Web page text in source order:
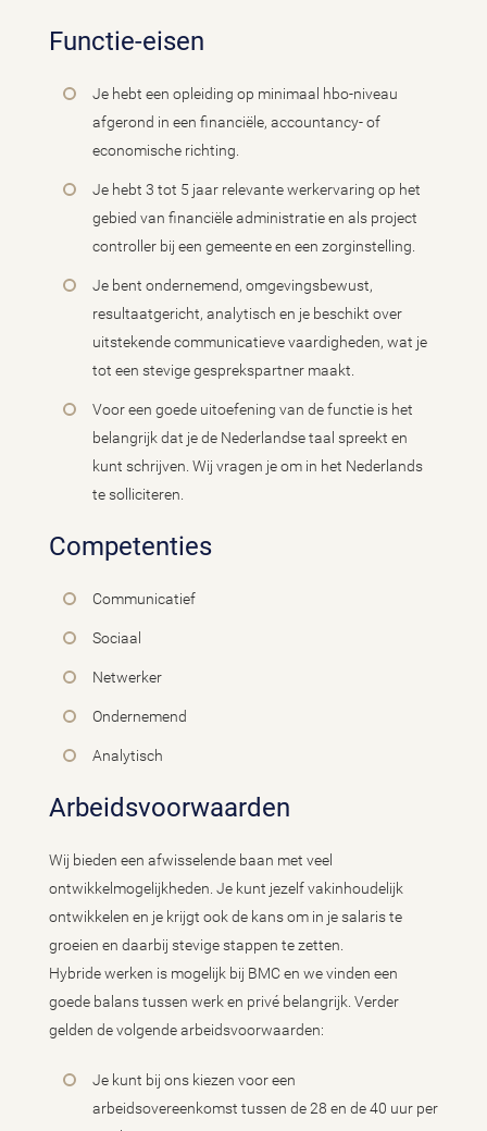
Functie-eisen
Je hebt een opleiding op minimaal hbo-niveau
afgerond in een financiële, accountancy- of
economische richting.
Je hebt 3 tot 5 jaar relevante werkervaring op het
gebied van financiële administratie en als project
controller bij een gemeente en een zorginstelling.
Je bent ondernemend, omgevingsbewust,
resultaatgericht, analytisch en je beschikt over
uitstekende communicatieve vaardigheden, wat je
tot een stevige gesprekspartner maakt.
Voor een goede uitoefening van de functie is het
belangrijk dat je de Nederlandse taal spreekt en
kunt schrijven. Wij vragen je om in het Nederlands
te solliciteren.
Competenties
Communicatief
Sociaal
Netwerker
Ondernemend
Analytisch
Arbeidsvoorwaarden
Wij bieden een afwisselende baan met veel
ontwikkelmogelijkheden. Je kunt jezelf vakinhoudelijk
ontwikkelen en je krijgt ook de kans om in je salaris te
groeien en daarbij stevige stappen te zetten.
Hybride werken is mogelijk bij BMC en we vinden een
goede balans tussen werk en privé belangrijk. Verder
gelden de volgende arbeidsvoorwaarden:
Je kunt bij ons kiezen voor een
arbeidsovereenkomst tussen de 28 en de 40 uur per